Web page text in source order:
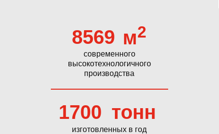
изготовленных в год
1700 тонн
м2
8569
современного
высокотехнологичного
производства